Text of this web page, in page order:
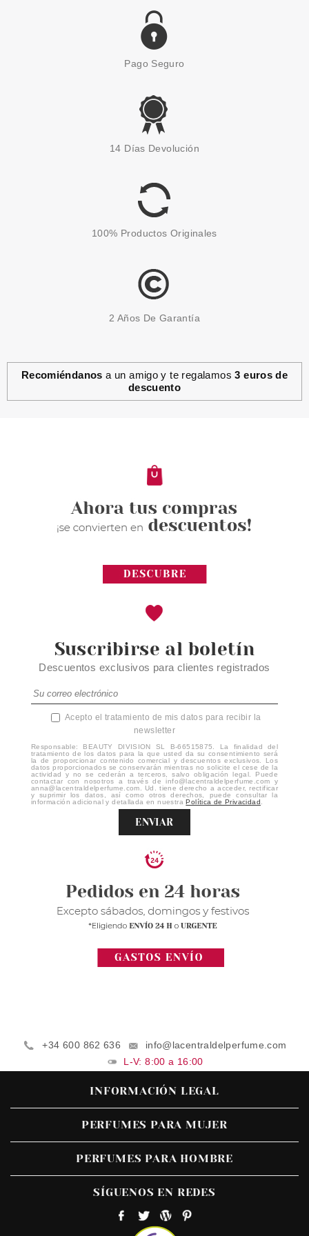
CATRICE
PERFECCIONADOR DE LABIOS
4.93€
CATRICE
4.55€
Pago Seguro
14 Días Devolución
100% Productos Originales
2 Años De Garantía
Recomiéndanos a un amigo y te regalamos3 euros de
descuento
Suscribirse al boletín
Descuentos exclusivos para clientes registrados
Acepto el tratamiento de mis datos para recibir la
newsletter
Responsable: BEAUTY DIVISION SL B-66515875. La finalidad del
tratamiento de los datos para la que usted da su consentimiento será
la de proporcionar contenido comercial y descuentos exclusivos. Los
datos proporcionados se conservarán mientras no solicite el cese de la
actividad y no se cederán a terceros, salvo obligación legal. Puede
contactar con nosotros a través de info@lacentraldelperfume.com y
anna@lacentraldelperfume.com. Ud. tiene derecho a acceder, rectificar
y suprimir los datos, así como otros derechos, puede consultar la
información adicional y detallada en nuestraPolítica de Privacidad.
ENVIAR
+34 600 862 636
info@lacentraldelperfume.com
L-V: 8:00 a 16:00
INFORMACIÓN LEGAL
PERFUMES PARA MUJER
PERFUMES PARA HOMBRE
SÍGUENOS EN REDES